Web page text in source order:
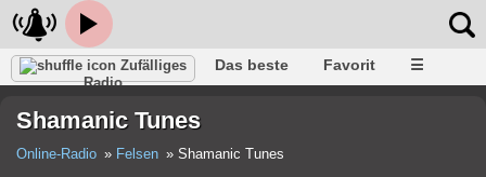
Zufälliges
Radio
Das beste Favorit ☰
Shamanic Tunes
Online-Radio Felsen
Shamanic Tunes